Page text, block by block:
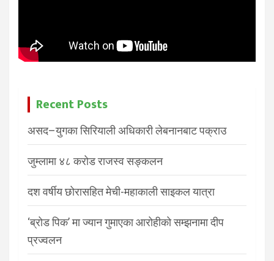
Recent Posts
असद–युगका सिरियाली अधिकारी लेबनानबाट पक्राउ
जुम्लामा ४८ करोड राजस्व सङ्कलन
दश वर्षीय छोरासहित मेची-महाकाली साइकल यात्रा
‘ब्रोड पिक’ मा ज्यान गुमाएका आरोहीको सम्झनामा दीप
प्रज्वलन